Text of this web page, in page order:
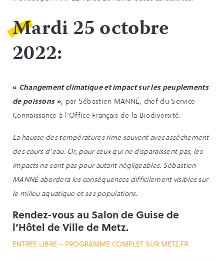
Mardi 25 octobre
2022:
« Changement climatique et impact sur les peuplements
de poissons», par Sébastien MANNÉ, chef du Service
Connaissance à l’Office Français de la Biodiversité.
La hausse des températures rime souvent avec asséchement
des cours d’eau. Or, pour ceux qui ne disparaissent pas, les
impacts ne sont pas pour autant négligeables. Sébastien
MANNÉ abordera les conséquences difficilement visibles sur
le milieu aquatique et ses populations.
Rendez-vous au Salon de Guise de
l’Hôtel de Ville de Metz.
ENTREE LIBRE – PROGRAMME COMPLET SUR METZ.FR